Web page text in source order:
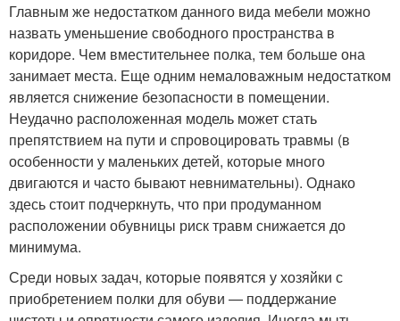
Главным же недостатком данного вида мебели можно
назвать уменьшение свободного пространства в
коридоре. Чем вместительнее полка, тем больше она
занимает места. Еще одним немаловажным недостатком
является снижение безопасности в помещении.
Неудачно расположенная модель может стать
препятствием на пути и спровоцировать травмы (в
особенности у маленьких детей, которые много
двигаются и часто бывают невнимательны). Однако
здесь стоит подчеркнуть, что при продуманном
расположении обувницы риск травм снижается до
минимума.
Среди новых задач, которые появятся у хозяйки с
приобретением полки для обуви — поддержание